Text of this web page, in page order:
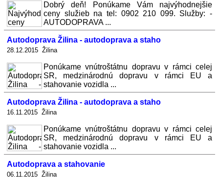
Dobrý deň! Ponúkame Vám najvýhodnejšie
ceny služieb na tel: 0902 210 099. Služby: -
AUTODOPRAVA ...
Autodoprava Žilina - autodoprava a staho
28.12.2015 Žilina
Ponúkame vnútroštátnu dopravu v rámci celej
SR, medzinárodnú dopravu v rámci EU a
stahovanie vozidla ...
Autodoprava Žilina - autodoprava a staho
16.11.2015 Žilina
Ponúkame vnútroštátnu dopravu v rámci celej
SR, medzinárodnú dopravu v rámci EU a
stahovanie vozidla ...
Autodoprava a stahovanie
06.11.2015 Žilina